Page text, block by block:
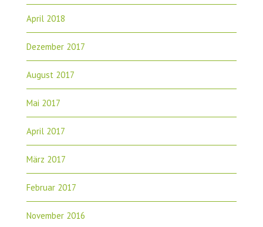
April 2018
Dezember 2017
August 2017
Mai 2017
April 2017
März 2017
Februar 2017
November 2016